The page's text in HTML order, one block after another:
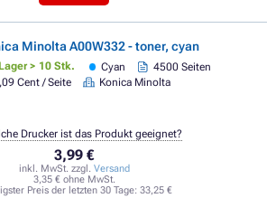
Minolta A00W332 - toner, cyan
> 10 Stk. Cyan
4500 Seiten
Cent / Seite
Konica Minolta
3,99 €
inkl. MwSt. zzgl. Versand
3,35 € ohne MwSt.
Preis der letzten 30 Tage: 33,25 €
Drucker ist das Produkt geeignet?